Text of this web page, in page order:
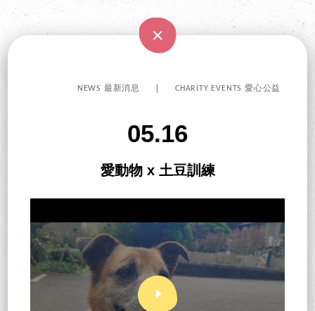
NEWS 最新消息 CHARITY EVENTS 愛心公益
05.16
愛動物 x 土豆訓練